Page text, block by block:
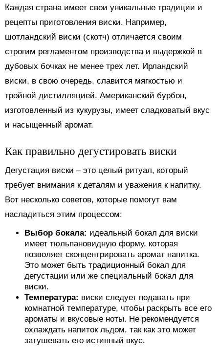
Каждая страна имеет свои уникальные традиции и
рецепты приготовления виски. Например,
шотландский виски (скотч) отличается своим
строгим регламентом производства и выдержкой в
дубовых бочках не менее трех лет. Ирландский
виски, в свою очередь, славится мягкостью и
тройной дистилляцией. Американский бурбон,
изготовленный из кукурузы, имеет сладковатый вкус
и насыщенный аромат.
Как правильно дегустировать виски
Дегустация виски – это целый ритуал, который
требует внимания к деталям и уважения к напитку.
Вот несколько советов, которые помогут вам
насладиться этим процессом:
Выбор бокала: идеальный бокал для виски
имеет тюльпановидную форму, которая
позволяет сконцентрировать аромат напитка.
Это может быть традиционный бокал для
дегустации или же специальный бокал для
виски.
Температура: виски следует подавать при
комнатной температуре, чтобы раскрыть все его
ароматы и вкусовые ноты. Не рекомендуется
охлаждать напиток льдом, так как это может
затушевать его истинный вкус.